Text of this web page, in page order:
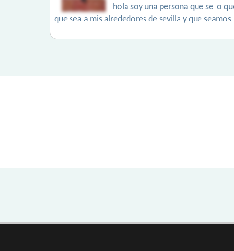
hola soy una persona que se lo
que sea a mis alrededores de sevilla y que